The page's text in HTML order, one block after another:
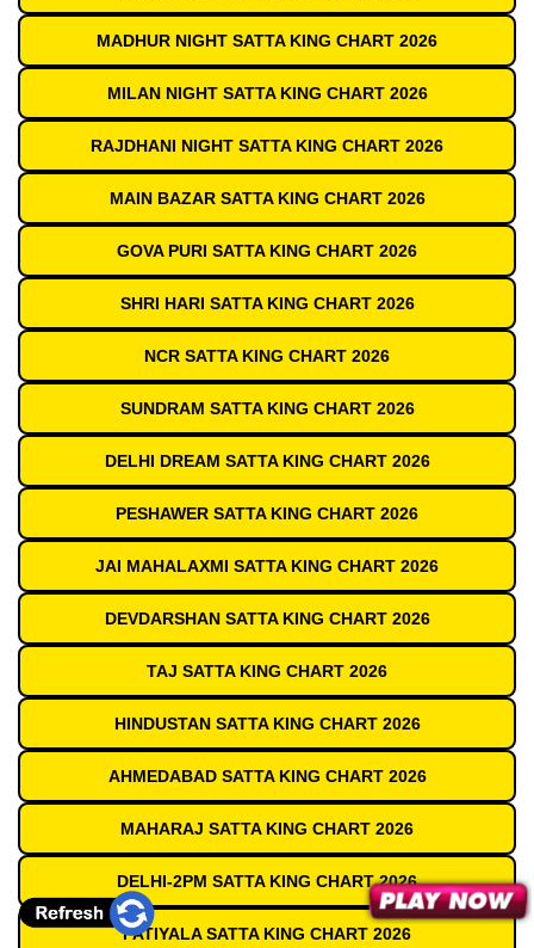
MADHUR NIGHT SATTA KING CHART 2026
MILAN NIGHT SATTA KING CHART 2026
RAJDHANI NIGHT SATTA KING CHART 2026
MAIN BAZAR SATTA KING CHART 2026
GOVA PURI SATTA KING CHART 2026
SHRI HARI SATTA KING CHART 2026
NCR SATTA KING CHART 2026
SUNDRAM SATTA KING CHART 2026
DELHI DREAM SATTA KING CHART 2026
PESHAWER SATTA KING CHART 2026
JAI MAHALAXMI SATTA KING CHART 2026
DEVDARSHAN SATTA KING CHART 2026
TAJ SATTA KING CHART 2026
HINDUSTAN SATTA KING CHART 2026
AHMEDABAD SATTA KING CHART 2026
MAHARAJ SATTA KING CHART 2026
DELHI-2PM SATTA KING CHART 2026
PATIYALA SATTA KING CHART 2026